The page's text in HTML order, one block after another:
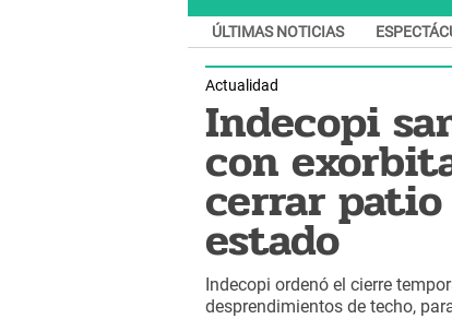
ÚLTIMAS NOTICIAS
Actualidad
Indecopi
con
cerrar
estado
Indecopi ordenó el cierre
desprendimientos de techo,